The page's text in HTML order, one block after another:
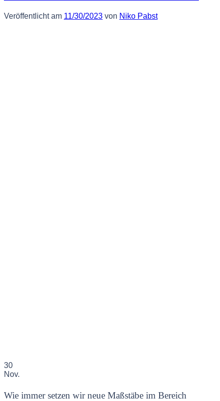
Veröffentlicht am 11/30/2023 von Niko Pabst
30
Nov.
Wie immer setzen wir neue Maßstäbe im Bereich